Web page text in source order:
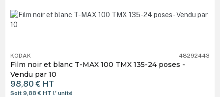
KODAK 48292443
Film noir et blanc T-MAX 100 TMX 135-24 poses -
Vendu par 10
98,80 € HT
Soit 9,88 €HTl' unité